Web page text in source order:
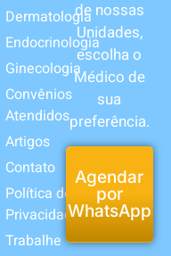
Dermatologia
Endocrinologia
Ginecologia
Convênios
Atendidos
Artigos
Contato
Política de
Privacidade
Trabalhe
de nossas
Unidades,
escolha o
Médico de
sua
preferência.
Agendar
por
WhatsApp